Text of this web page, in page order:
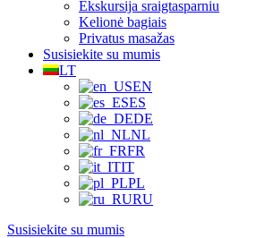
Ekskursija sraigtasparniu
Kelionė bagiais
Privatus masažas
Susisiekite su mumis
LT
EN
ES
DE
NL
FR
IT
PL
RU
Susisiekite su mumis